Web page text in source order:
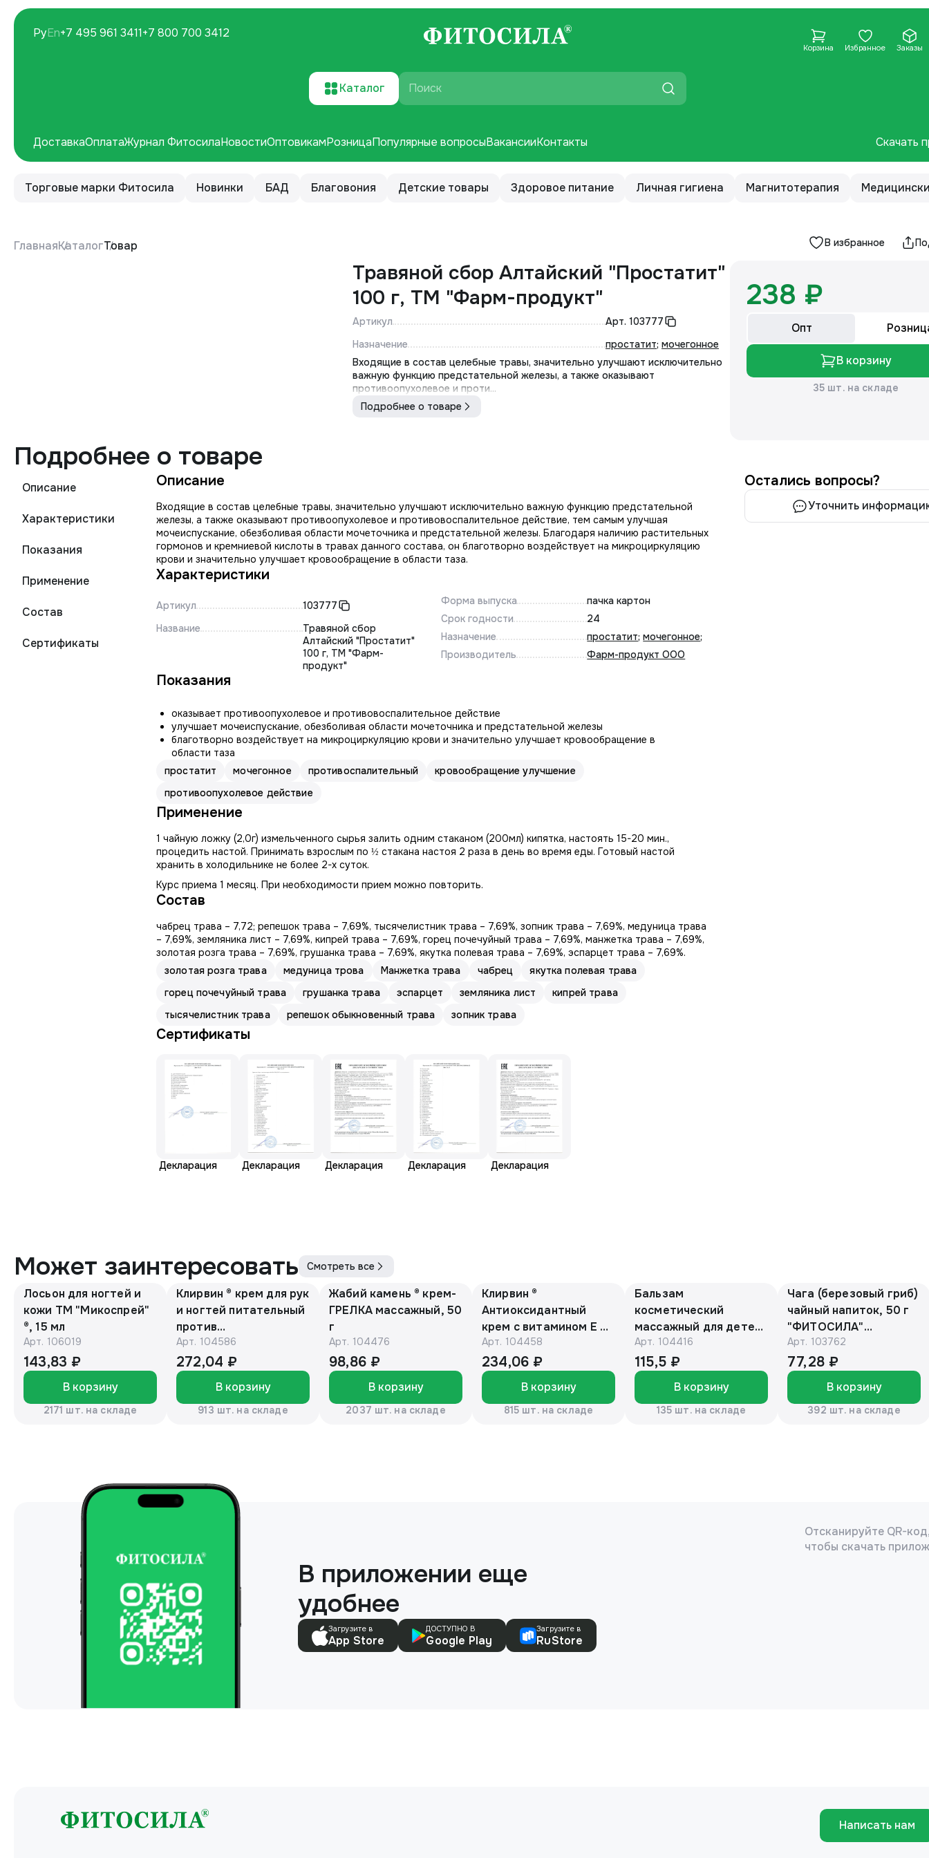
Корзина Избранное Заказы
Скачать
ДоставкаОплатаЖурнал ФитосилаНовостиОптовикамРозницаПопулярные вопросыВакансииКонтакты
РуEn+7 495 961 3411+7 800 700 3412
Каталог Поиск
Торговые марки Фитосила Новинки БАД Благовония Детские товары Здоровое питание Личная гигиена Магнитотерапия
ГлавнаяКаталогТовар В избранное
Травяной сбор Алтайский "Простатит"
100 г, ТМ "Фарм-продукт"
Артикул Арт. 103777
Назначение
простатит; мочегонное
Входящие в состав целебные травы, значительно улучшают исключительно
важную функцию предстательной железы, а также оказывают
противоопухолевое и проти...
Подробнее о товаре
238 ₽
Опт
В корзину
35 шт. на складе
Подробнее о товаре
Описание
Характеристики
Показания
Применение
Состав
Сертификаты
Описание
Входящие в состав целебные травы, значительно улучшают исключительно важную функцию предстательной
железы, а также оказывают противоопухолевое и противовоспалительное действие, тем самым улучшая
мочеиспускание, обезболивая области мочеточника и предстательной железы. Благодаря наличию растительных
гормонов и кремниевой кислоты в травах данного состава, он благотворно воздействует на микроциркуляцию
крови и значительно улучшает кровообращение в области таза.
Характеристики
Артикул
103777
Название
Травяной сбор
Алтайский "Простатит"
100 г, ТМ "Фарм-
продукт"
Форма выпуска
пачка картон
Срок годности
24
Назначение
простатит;мочегонное;
Производитель
Фарм-продукт ООО
Показания
оказывает противоопухолевое и противовоспалительное действие
улучшает мочеиспускание, обезболивая области мочеточника и предстательной железы
благотворно воздействует на микроциркуляцию крови и значительно улучшает кровообращение в
области таза
простатит
мочегонное противоспалительный
кровообращение улучшение
противоопухолевое действие
Применение
1 чайную ложку (2,0г) измельченного сырья залить одним стаканом (200мл) кипятка, настоять 15-20 мин.,
процедить настой. Принимать взрослым по ½ стакана настоя 2 раза в день во время еды. Готовый настой
хранить в холодильнике не более 2-х суток.
Курс приема 1 месяц. При необходимости прием можно повторить.
Состав
чабрец трава – 7,72; репешок трава – 7,69%, тысячелистник трава – 7,69%, зопник трава – 7,69%, медуница трава
– 7,69%, земляника лист – 7,69%, кипрей трава – 7,69%, горец почечуйный трава – 7,69%, манжетка трава – 7,69%,
золотая розга трава – 7,69%, грушанка трава – 7,69%, якутка полевая трава – 7,69%, эспарцет трава – 7,69%.
золотая розга трава
медуница трова Манжетка трава чабрец
якутка полевая трава
горец почечуйный трава
грушанка трава эспарцет земляника лист
кипрей трава
тысячелистник трава
репешок обыкновенный трава зопник трава
Сертификаты
Декларация Декларация Декларация Декларация Декларация
Остались вопросы?
Уточнить
Может заинтересовать Смотреть все
Лосьон для ногтей и
кожи ТМ "Микоспрей"
®, 15 мл
Арт. 106019
143,83 ₽
В корзину
2171 шт. на складе
Клирвин ® крем для рук
и ногтей питательный
против
гиперпигментации для
осветления кожи 75 г
Арт. 104586
272,04 ₽
В корзину
913 шт. на складе
Жабий камень ® крем-
ГРЕЛКА массажный, 50
г
Арт. 104476
98,86 ₽
В корзину
2037 шт. на складе
Клирвин ®
Антиоксидантный
крем с витамином Е и
маслом макадамии
150г
Арт. 104458
234,06 ₽
В корзину
815 шт. на складе
Бальзам
косметический
массажный для детей
с барсучьим жиром
50г. «Эколон»®
Арт. 104416
115,5 ₽
В корзину
135 шт. на складе
Чага (березовый гриб)
чайный напиток, 50 г
"ФИТОСИЛА"
(коробочка)
Арт. 103762
77,28 ₽
В корзину
392 шт. на складе
В приложении еще
удобнее
Загрузите в
App Store
ДОСТУПНО В
Google Play
Загрузите в
RuStore
Отсканируйте QR-код,
чтобы скачать
Написать нам